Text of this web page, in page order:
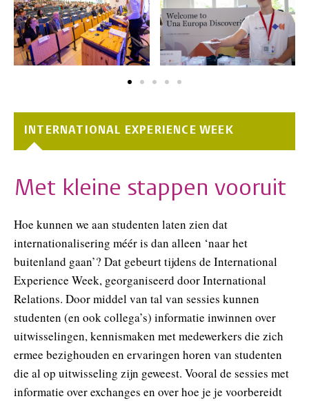
INTERNATIONAL EXPERIENCE WEEK
Met kleine stappen vooruit
Hoe kunnen we aan studenten laten zien dat
internationalisering méér is dan alleen ‘naar het
buitenland gaan’? Dat gebeurt tijdens de International
Experience Week, georganiseerd door International
Relations. Door middel van tal van sessies kunnen
studenten (en ook collega’s) informatie inwinnen over
uitwisselingen, kennismaken met medewerkers die zich
ermee bezighouden en ervaringen horen van studenten
die al op uitwisseling zijn geweest. Vooral de sessies met
informatie over exchanges en over hoe je je voorbereidt